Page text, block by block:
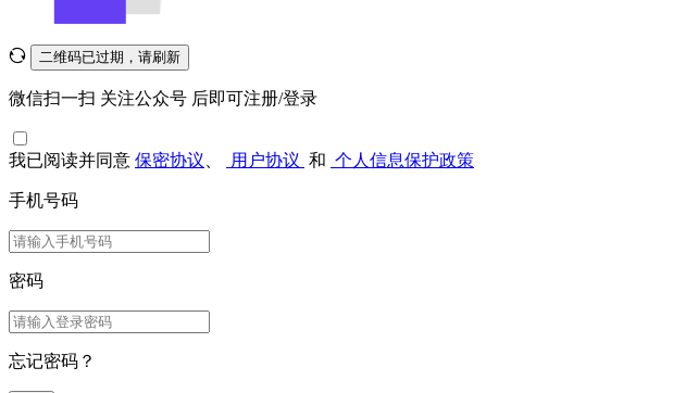
二维码已过期，请刷新
微信扫一扫 关注公众号 后即可注册/登录
我已阅读并同意 保密协议 用户协议 和 个人信息保护政策
手机号码
密码
忘记密码？